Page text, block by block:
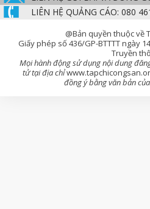
LIÊN HỆ QUẢNG CÁO: 080
@Bản quyền thuộc về
Giấy phép số 436/GP-BTTTT ngày
Truyền
Mọi hành động sử dụng nội dung
tử tại địa chỉ
đồng ý bằng văn bản